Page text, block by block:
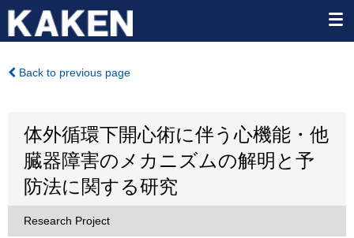
Back to previous page
体外循環下開心術に伴う心機能・他
臓器障害のメカニズムの解明と予
防法に関する研究
Research Project